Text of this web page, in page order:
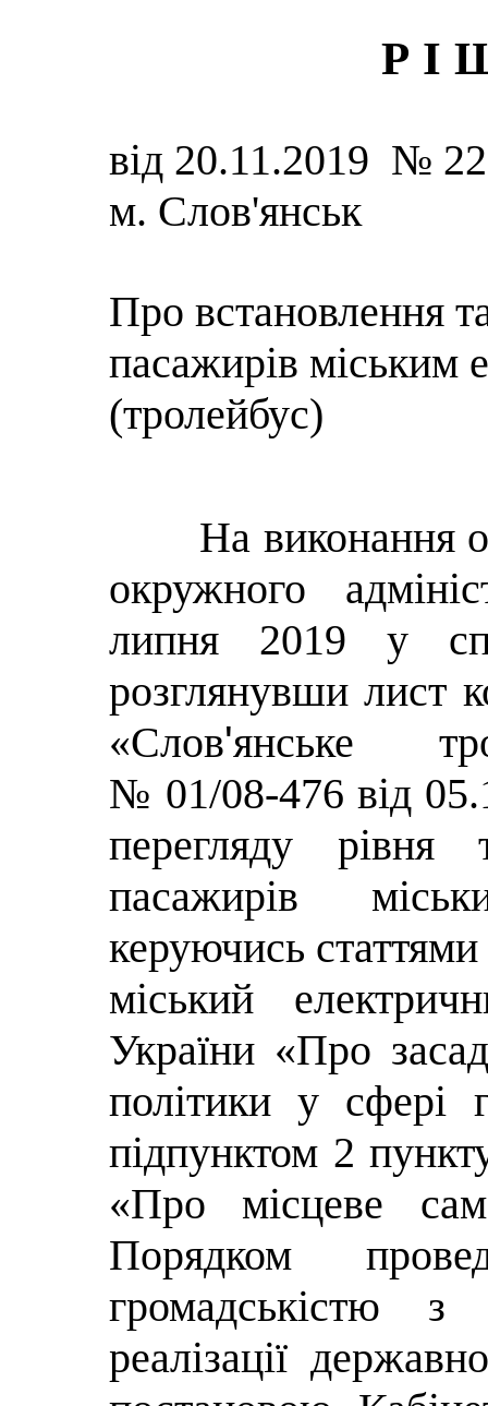
від 20.11.2019 №
м. Слов'янськ
Про встановлення
пасажирів міським
(тролейбус)
На виконання
окружного
липня 2019 у
розглянувши лист
«Слов'янське
№ 01/08-476 від
перегляду рівня
пасажирів
керуючись
міський
України «Про
політики у сфері
підпунктом 2
«Про місцеве
Порядком
громадськістю
реалізації